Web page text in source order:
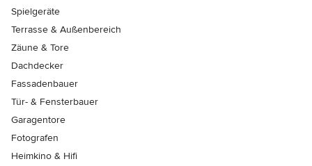
Spielgeräte
Terrasse & Außenbereich
Zäune & Tore
Dachdecker
Fassadenbauer
Tür- & Fensterbauer
Garagentore
Fotografen
Heimkino & Hifi